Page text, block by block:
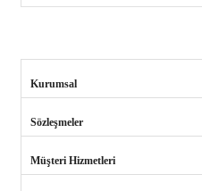
Kurumsal
Sözleşmeler
Müşteri Hizmetleri